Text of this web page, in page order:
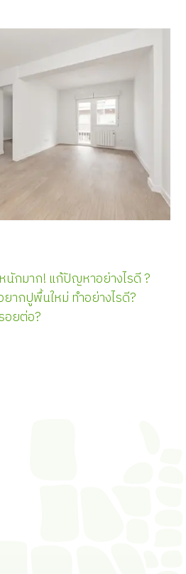
กมาก! แก้ปัญหาอย่างไรดี ?
ากปูพื้นใหม่ ทำอย่างไรดี?
อยต่อ?